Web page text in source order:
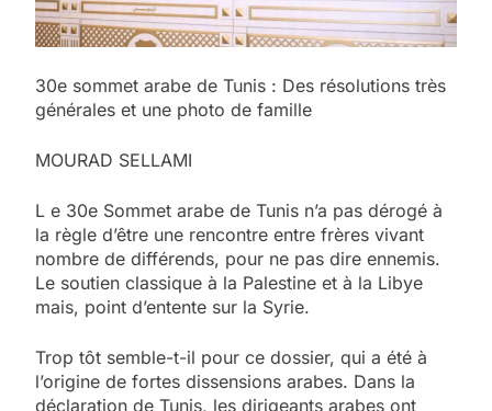
30e sommet arabe de Tunis : Des résolutions très
générales et une photo de famille
MOURAD SELLAMI
L e 30e Sommet arabe de Tunis n’a pas dérogé à
la règle d’être une rencontre entre frères vivant
nombre de différends, pour ne pas dire ennemis.
Le soutien classique à la Palestine et à la Libye
mais, point d’entente sur la Syrie.
Trop tôt semble-t-il pour ce dossier, qui a été à
l’origine de fortes dissensions arabes. Dans la
déclaration de Tunis, les dirigeants arabes ont